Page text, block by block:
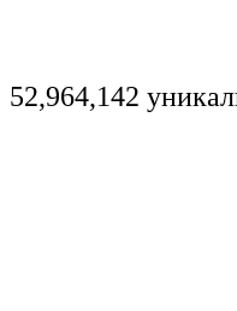
52,964,142